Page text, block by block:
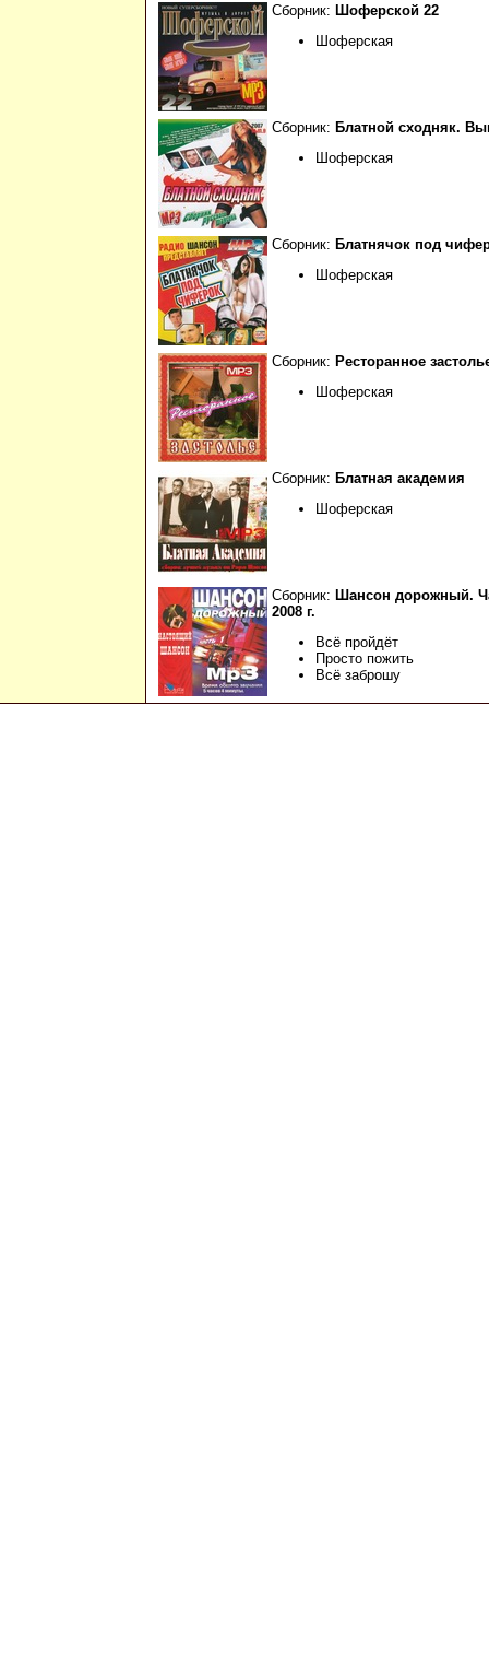
Сборник: Шоферской 22
Шоферская
Сборник: Блатной сходняк.
Шоферская
Сборник: Блатнячок под
Шоферская
Сборник: Ресторанное
Шоферская
Сборник: Блатная академия
Шоферская
Сборник: Шансон дорожный.
2008 г.
Всё пройдёт
Просто пожить
Всё заброшу